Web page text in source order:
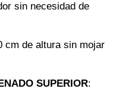
sin necesidad de
cm de altura sin mojar
SUPERIOR: